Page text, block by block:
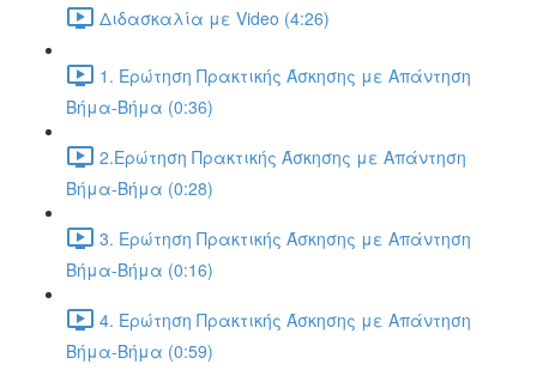
Διδασκαλία με Video (4:26)
1. Ερώτηση Πρακτικής Άσκησης με Απάντηση
Βήμα-Βήμα (0:36)
2.Ερώτηση Πρακτικής Άσκησης με Απάντηση
Βήμα-Βήμα (0:28)
3. Ερώτηση Πρακτικής Άσκησης με Απάντηση
Βήμα-Βήμα (0:16)
4. Ερώτηση Πρακτικής Άσκησης με Απάντηση
Βήμα-Βήμα (0:59)